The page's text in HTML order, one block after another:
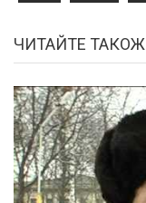
ЧИТАЙТЕ ТАКОЖ